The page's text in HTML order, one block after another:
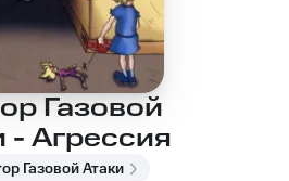
Газовой
- Агрессия
Газовой Атаки